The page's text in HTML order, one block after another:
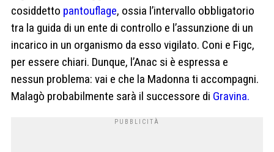
cosiddetto pantouflage, ossia l’intervallo obbligatorio
tra la guida di un ente di controllo e l’assunzione di un
incarico in un organismo da esso vigilato. Coni e Figc,
per essere chiari. Dunque, l’Anac si è espressa e
nessun problema: vai e che la Madonna ti accompagni.
Malagò probabilmente sarà il successore di Gravina.